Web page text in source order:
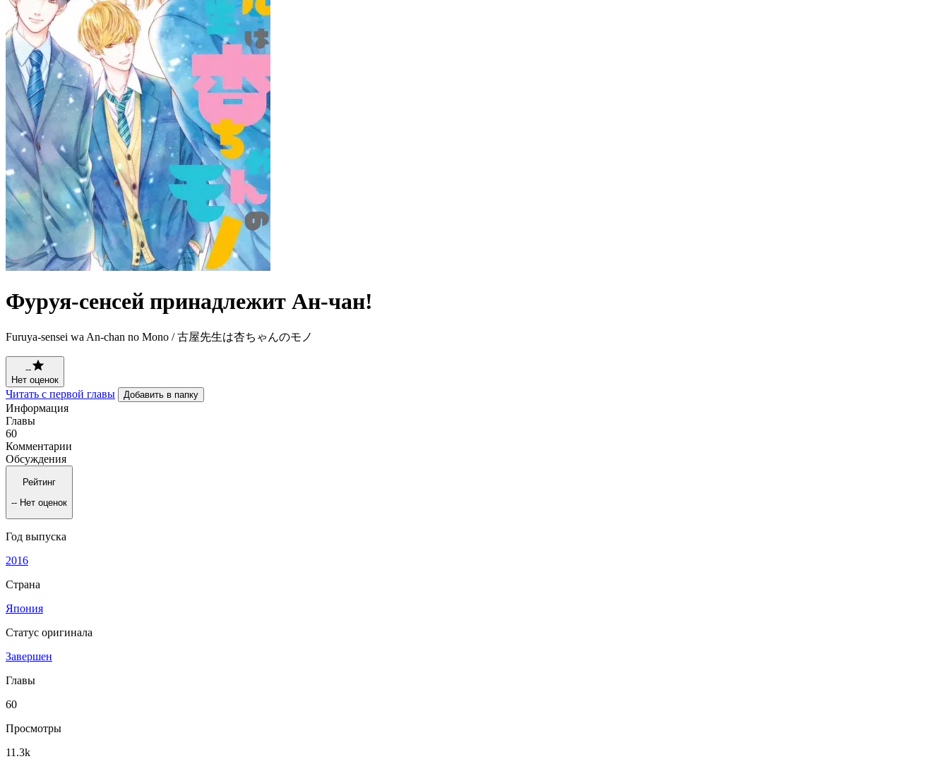
Фуруя-сенсей принадлежит Ан-чан!
Furuya-sensei wa An-chan no Mono / 古屋先生は杏ちゃんのモノ
--
Нет оценок
Читать с первой главы Добавить в папку
Информация
Главы
60
Комментарии
Обсуждения
Рейтинг
-- Нет оценок
Год выпуска
2016
Страна
Япония
Статус оригинала
Завершен
Главы
60
Просмотры
11.3k